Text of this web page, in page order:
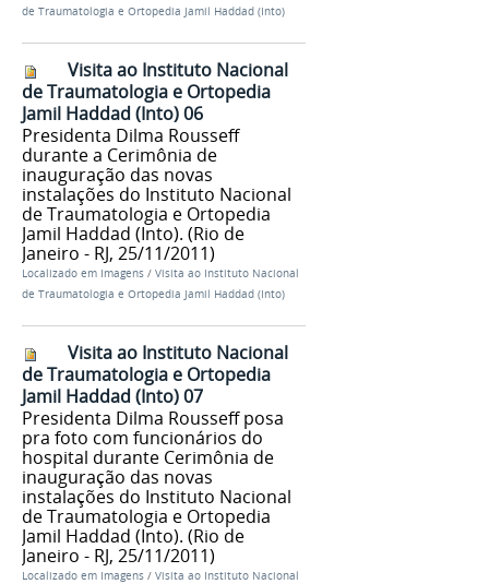
de Traumatologia e Ortopedia Jamil Haddad (Into)
Visita ao Instituto Nacional
de Traumatologia e Ortopedia
Jamil Haddad (Into) 06
Presidenta Dilma Rousseff
durante a Cerimônia de
inauguração das novas
instalações do Instituto Nacional
de Traumatologia e Ortopedia
Jamil Haddad (Into). (Rio de
Janeiro - RJ, 25/11/2011)
Localizado em Imagens / Visita ao Instituto Nacional
de Traumatologia e Ortopedia Jamil Haddad (Into)
Visita ao Instituto Nacional
de Traumatologia e Ortopedia
Jamil Haddad (Into) 07
Presidenta Dilma Rousseff posa
pra foto com funcionários do
hospital durante Cerimônia de
inauguração das novas
instalações do Instituto Nacional
de Traumatologia e Ortopedia
Jamil Haddad (Into). (Rio de
Janeiro - RJ, 25/11/2011)
Localizado em Imagens / Visita ao Instituto Nacional